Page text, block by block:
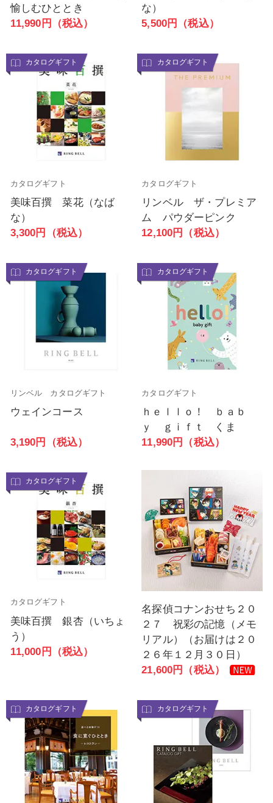
愉しむひととき
11,990円（税込）
な）
5,500円（税込）
カタログギフト
カタログギフト
美味百撰 菜花（なば
な）
3,300円（税込）
カタログギフト
カタログギフト
リンベル ザ・プレミア
ム パウダーピンク
12,100円（税込）
カタログギフト
リンベル カタログギフト
ウェインコース
3,190円（税込）
カタログギフト
カタログギフト
ｈｅｌｌｏ！ ｂａｂ
ｙ ｇｉｆｔ くま
11,990円（税込）
カタログギフト
カタログギフト
美味百撰 銀杏（いちょ
う）
11,000円（税込）
名探偵コナンおせち２０
２７ 祝彩の記憶（メモ
リアル）（お届けは２０
２６年１２月３０日）
21,600円（税込）
カタログギフト カタログギフト